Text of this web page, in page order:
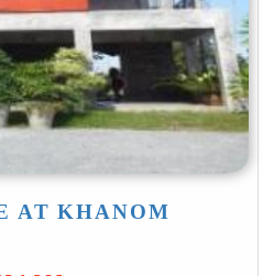
AT KHANOM